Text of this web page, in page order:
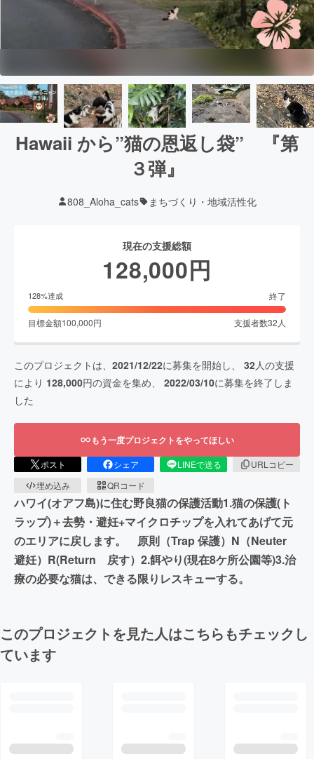
Hawaii から”猫の恩返し袋” 『第
３弾』
808_Aloha_cats まちづくり・地域活性化
現在の支援総額
128,000円
128%達成 終了
目標金額100,000円 支援者数32 人
このプロジェクトは、 2021/12/22に募集を開始し、 32人の支援
により 128,000円の資金を集め、 2022/03/10に募集を終了しま
した
もう一度プロジェクトをやってほしい
ポスト シェア LINEで送る
URLコピー
埋め込み
QRコード
ハワイ(オアフ島)に住む野良猫の保護活動1.猫の保護(ト
ラップ)＋去勢・避妊+マイクロチップを入れてあげて元
のエリアに戻します。 原則（Trap 保護）N（Neuter
避妊）R(Return 戻す）2.餌やり(現在8ケ所公園等)3.治
療の必要な猫は、できる限りレスキューする。
このプロジェクトを見た人はこちらもチェックし
ています